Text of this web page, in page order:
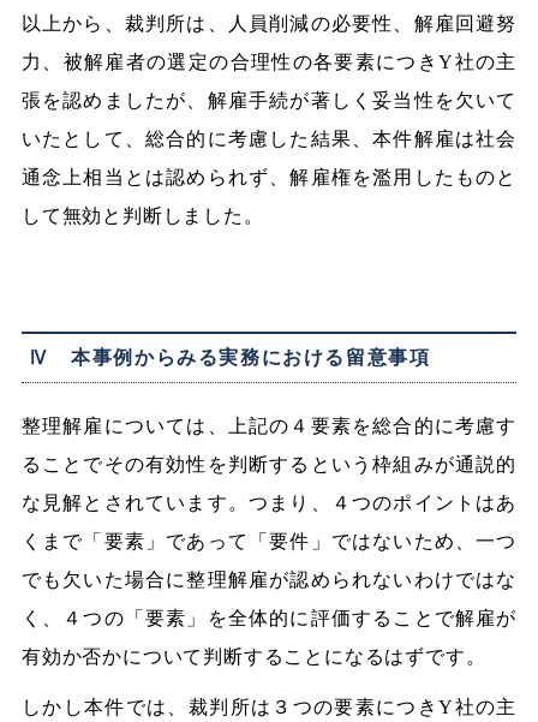
以上から、裁判所は、人員削減の必要性、解雇回避努
力、被解雇者の選定の合理性の各要素につきY社の主
張を認めましたが、解雇手続が著しく妥当性を欠いて
いたとして、総合的に考慮した結果、本件解雇は社会
通念上相当とは認められず、解雇権を濫用したものと
して無効と判断しました。
Ⅳ 本事例からみる実務における留意事項
整理解雇については、上記の４要素を総合的に考慮す
ることでその有効性を判断するという枠組みが通説的
な見解とされています。つまり、４つのポイントはあ
くまで「要素」であって「要件」ではないため、一つ
でも欠いた場合に整理解雇が認められないわけではな
く、４つの「要素」を全体的に評価することで解雇が
有効か否かについて判断することになるはずです。
しかし本件では、裁判所は３つの要素につきY社の主